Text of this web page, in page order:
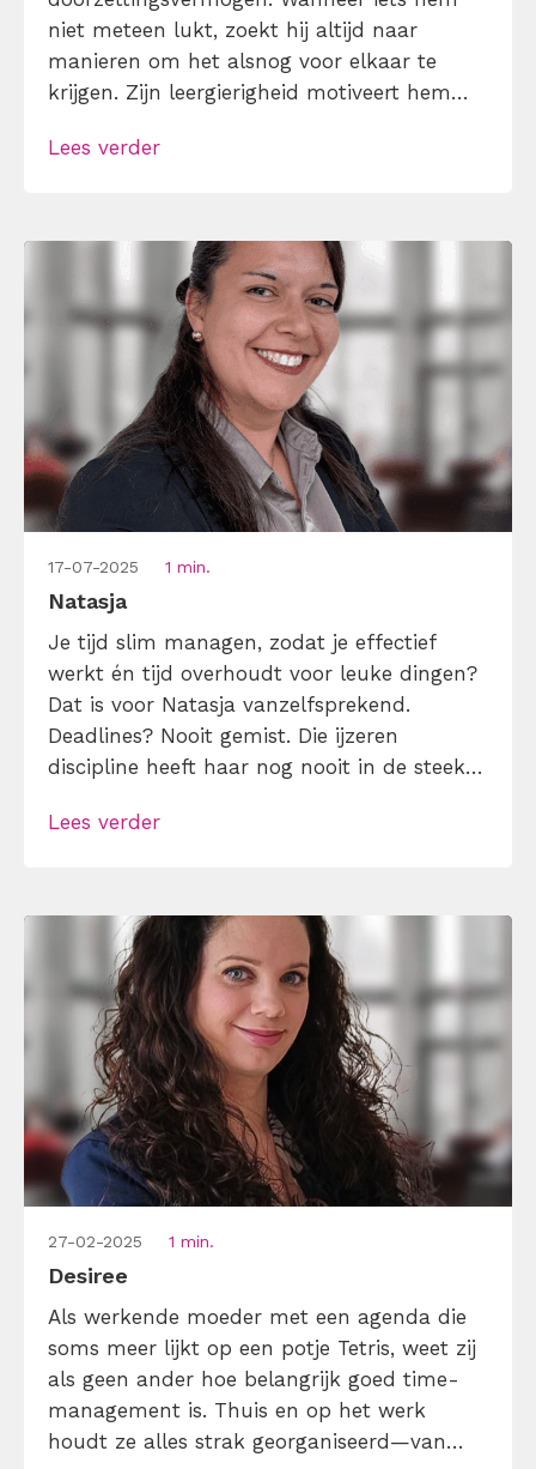
niet meteen lukt, zoekt hij altijd naar
manieren om het alsnog voor elkaar te
krijgen. Zijn leergierigheid motiveert hem
drijft? Content maken die iets losmaakt, die
beeld; […]
Lees verder
17-07-2025 1 min.
Natasja
Je tijd slim managen, zodat je effectief
werkt én tijd overhoudt voor leuke dingen?
Dat is voor Natasja vanzelfsprekend.
Deadlines? Nooit gemist. Die ijzeren
discipline heeft haar nog nooit in de steek
dag ruimte over voor wat ze écht leuk
Lees verder
27-02-2025 1 min.
Desiree
Als werkende moeder met een agenda die
soms meer lijkt op een potje Tetris, weet zij
als geen ander hoe belangrijk goed time-
management is. Thuis en op het werk
houdt ze alles strak georganiseerd—van